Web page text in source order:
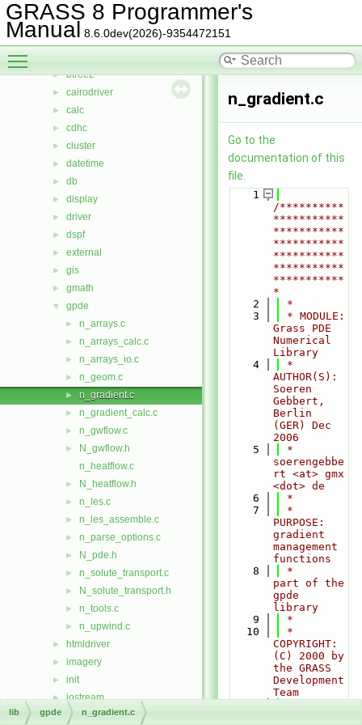
GRASS 8 Programmer's
Manual 8.6.0dev(2026)-9354472151
▼ lib
► arraystats
► bitmap
► btree2
► cairodriver
► calc
► cdhc
► cluster
► datetime
► db
► display
► driver
► dspf
► external
► gis
► gmath
▼ gpde
► n_arrays.c
► n_arrays_calc.c
► n_arrays_io.c
► n_geom.c
► n_gradient.c
► n_gradient_calc.c
► n_gwflow.c
►
N_gwflow.h
n_heatflow.c
► N_heatflow.h
► n_les.c
► n_les_assemble.c
► n_parse_options.c
► N_pde.h
► n_solute_transport.c
► N_solute_transport.h
► n_tools.c
► n_upwind.c
► htmldriver
► imagery
► init
► iostream
► lidar
n_gradient.c
Go to the
documentation of this
file.
    1
/**********
***********
***********
***********
***********
***********
***********
*
    2
*
    3
* MODULE:
Grass PDE
Numerical
Library
    4
*
AUTHOR(S):
Soeren
Gebbert,
Berlin
(GER) Dec
2006
    5
*
soerengebbe
rt <at> gmx
<dot> de
    6
*
    7
*
PURPOSE:
gradient
management
functions
    8
*
part of the
gpde
library
    9
*
   10
*
COPYRIGHT:
(C) 2000 by
the GRASS
Development
Team
lib gpde n_gradient.c